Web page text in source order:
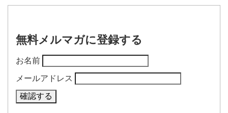
無料メルマガに登録する
お名前
メールアドレス